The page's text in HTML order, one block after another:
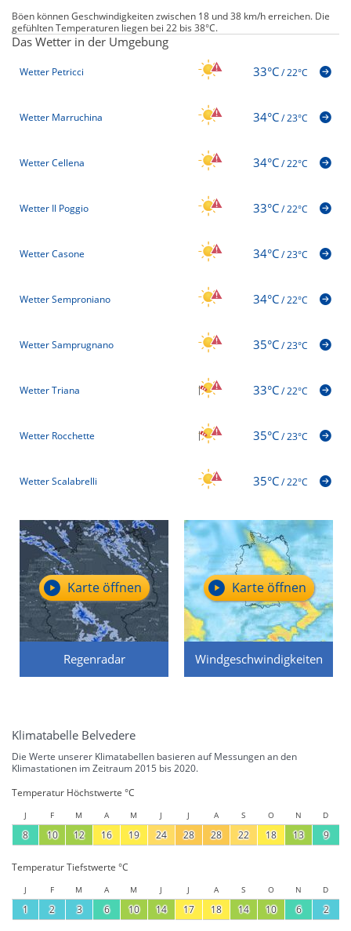
Böen können Geschwindigkeiten zwischen 18 und 38 km/h erreichen. Die
gefühlten Temperaturen liegen bei 22 bis 38°C.
Das Wetter in der Umgebung
Wetter Petricci 33°C/22°C
Wetter Marruchina 34°C/23°C
Wetter Cellena 34°C/22°C
Wetter Il Poggio 33°C/22°C
Wetter Casone 34°C/23°C
Wetter Semproniano 34°C/22°C
Wetter Samprugnano 35°C/23°C
Wetter Triana 33°C/22°C
Wetter Rocchette 35°C/23°C
Wetter Scalabrelli 35°C/22°C
Regenradar
Karte öffnen
Windgeschwindigkeiten
Karte öffnen
Klimatabelle Belvedere
Die Werte unserer Klimatabellen basieren auf Messungen an den
Klimastationen im Zeitraum 2015 bis 2020.
Temperatur Höchstwerte °C
J F M A M J J A S O N D
8 10 12 16 19 24 28 28 22 18 13 9
Temperatur Tiefstwerte °C
J F M A M J J A S O N D
1 2 3 6 10 14 17 18 14 10 6 2